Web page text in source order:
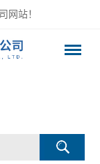
网站！